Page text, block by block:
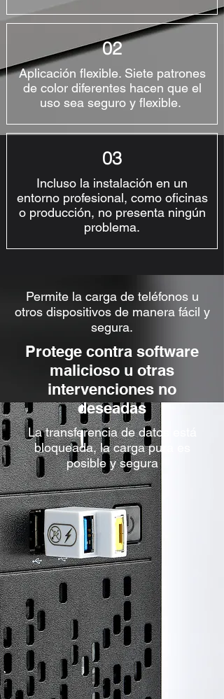
02
Aplicación flexible. Siete patrones
de color diferentes hacen que el
uso sea seguro y flexible.
03
Incluso la instalación en un
entorno profesional, como oficinas
o producción, no presenta ningún
problema.
Permite la carga de teléfonos u
otros dispositivos de manera fácil y
segura.
Protege contra software
malicioso u otras
intervenciones no
deseadas
La transferencia de datos está
bloqueada, la carga pura es
posible y segura